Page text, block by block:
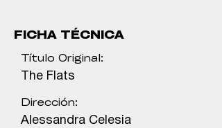
FICHA TÉCNICA
Título Original:
The Flats
Dirección:
Alessandra Celesia